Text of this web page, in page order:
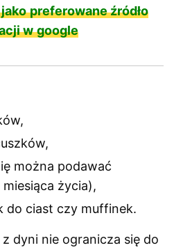
preferowane źródło
w google
można podawać
życia),
do ciast czy muffinek.
dyni nie ogranicza się do